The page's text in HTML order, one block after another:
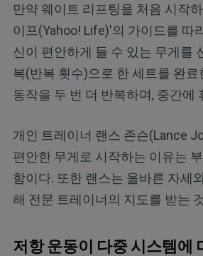
만약 웨이트 리프팅을 처음 시작
이프(Yahoo! Life)'의 가이드를 따
신이 편안하게 들 수 있는 무게를
복(반복 횟수)으로 한 세트를 완료
동작을 두 번 더 반복하며, 중간에
개인 트레이너 랜스 존슨(Lance
편안한 무게로 시작하는 이유는
함이다. 또한 랜스는 올바른 자세
해 전문 트레이너의 지도를 받는
저항 운동이 다중 시스템에